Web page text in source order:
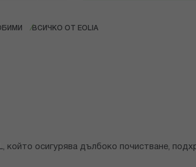
ВСИЧКО ОТ EOLIA
който осигурява дълбоко почистване,